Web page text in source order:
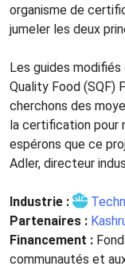
organisme de
jumeler les deux
Les guides
Quality Food (SQF)
cherchons des
la certification pour
espérons que ce
Adler, directeur
Industrie :
Partenaires :
Financement :
communautés et